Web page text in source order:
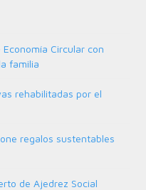
Circular con
familia
rehabilitadas por el
regalos sustentables
de Ajedrez Social